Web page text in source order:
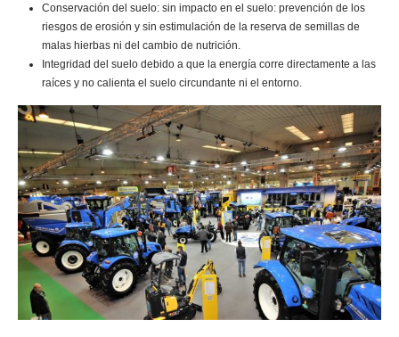
Conservación del suelo: sin impacto en el suelo: prevención de los
riesgos de erosión y sin estimulación de la reserva de semillas de
malas hierbas ni del cambio de nutrición.
Integridad del suelo debido a que la energía corre directamente a las
raíces y no calienta el suelo circundante ni el entorno.